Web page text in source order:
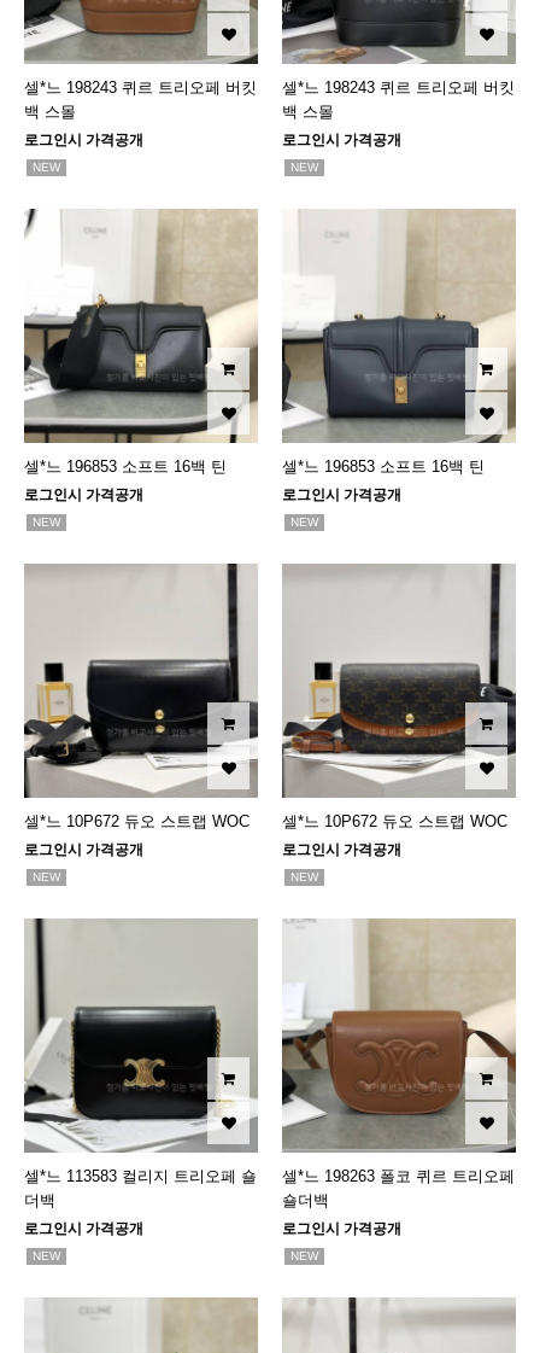
셀*느 198243 퀴르 트리오페 버킷
백 스몰
로그인시 가격공개
NEW
셀*느 198243 퀴르 트리오페 버킷
백 스몰
로그인시 가격공개
NEW
셀*느 196853 소프트 16백 틴
로그인시 가격공개
NEW
셀*느 196853 소프트 16백 틴
로그인시 가격공개
NEW
셀*느 10P672 듀오 스트랩 WOC
로그인시 가격공개
NEW
셀*느 10P672 듀오 스트랩 WOC
로그인시 가격공개
NEW
셀*느 113583 컬리지 트리오페 숄
더백
로그인시 가격공개
NEW
셀*느 198263 폴코 퀴르 트리오페
숄더백
로그인시 가격공개
NEW